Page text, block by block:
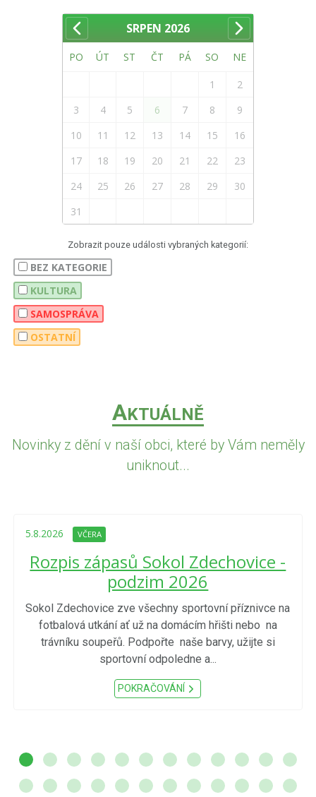
SRPEN 2026
PO ÚT ST ČT PÁ SO NE
1
2
3
4 5 6 7 8
9
10
11 12 13 14 15
16
17
18 19 20 21 22
23
24
25 26 27 28 29
30
31
Zobrazit pouze události vybraných kategorií:
BEZ KATEGORIE
KULTURA
SAMOSPRÁVA
OSTATNÍ
AKTUÁLNĚ
Novinky z dění v naší obci, které by Vám neměly
uniknout...
5.8.2026 VČERA
Rozpis zápasů Sokol Zdechovice -
podzim 2026
Sokol Zdechovice zve všechny sportovní příznivce na
fotbalová utkání ať už na domácím hřišti nebo na
trávníku soupeřů. Podpořte naše barvy, užijte si
sportovní odpoledne a...
POKRAČOVÁNÍ